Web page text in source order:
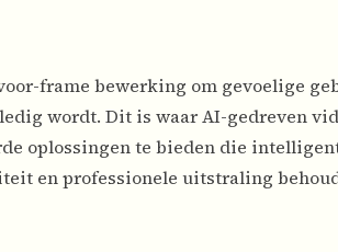
frame bewerking om gevoelige
wordt. Dit is waar AI-gedreven
oplossingen te bieden die
en professionele uitstraling